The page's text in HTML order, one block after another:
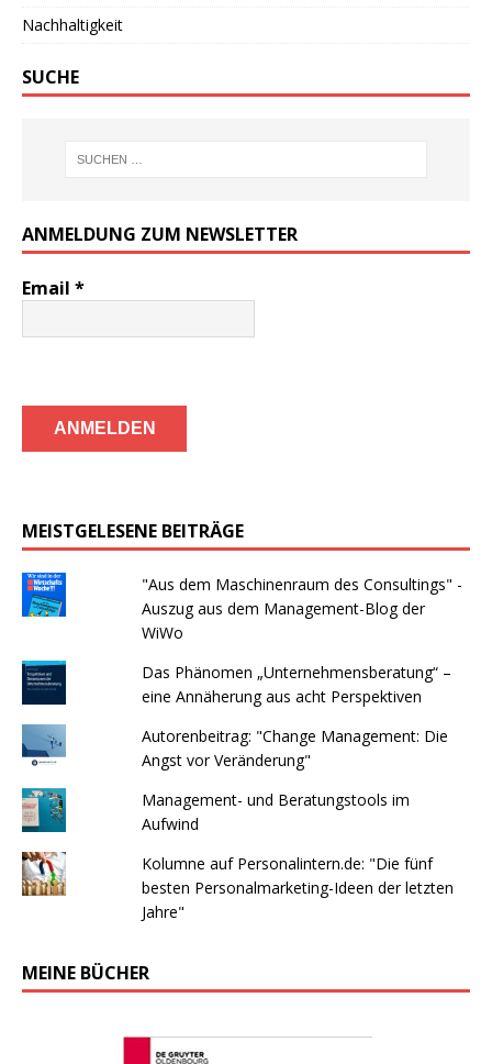
Nachhaltigkeit
SUCHE
ANMELDUNG ZUM NEWSLETTER
Email *
MEISTGELESENE BEITRÄGE
"Aus dem Maschinenraum des Consultings" -
Auszug aus dem Management-Blog der
WiWo
Das Phänomen „Unternehmensberatung“ –
eine Annäherung aus acht Perspektiven
Autorenbeitrag: "Change Management: Die
Angst vor Veränderung"
Management- und Beratungstools im
Aufwind
Kolumne auf Personalintern.de: "Die fünf
besten Personalmarketing-Ideen der letzten
Jahre"
MEINE BÜCHER